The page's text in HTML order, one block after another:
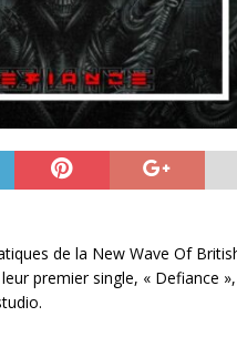
de la New Wave Of
premier single, « Defiance